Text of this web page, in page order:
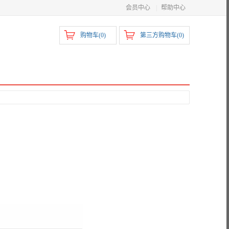
会员中心 帮助中心
第三方购物车(0)
购物车(0)